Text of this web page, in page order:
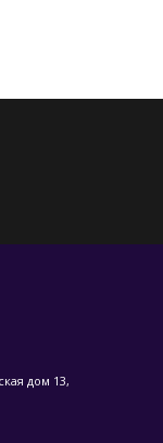
дом 13,